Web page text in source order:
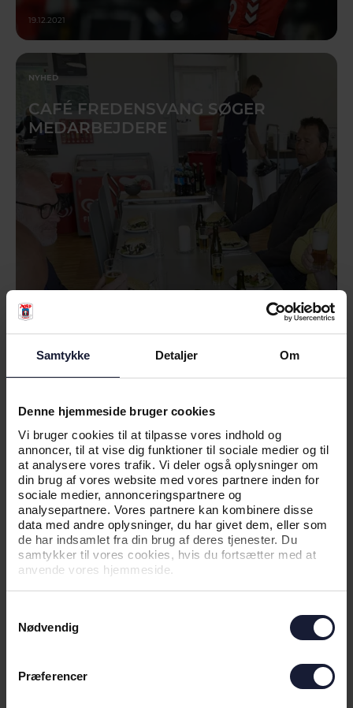
Samtykke Detaljer Om
Denne hjemmeside bruger cookies
Vi bruger cookies til at tilpasse vores indhold og
annoncer, til at vise dig funktioner til sociale medier og til
at analysere vores trafik. Vi deler også oplysninger om
din brug af vores website med vores partnere inden for
sociale medier, annonceringspartnere og
analysepartnere. Vores partnere kan kombinere disse
data med andre oplysninger, du har givet dem, eller som
de har indsamlet fra din brug af deres tjenester. Du
samtykker til vores cookies, hvis du fortsætter med at
anvende vores hjemmeside.
Nødvendig
Præferencer
19.12.2021
NYHED
CAFÉ FREDENSVANG SØGER
MEDARBEJDERE
17.12.2021
HØJESTE ANTAL TILSKUERE I
MANGE ÅR